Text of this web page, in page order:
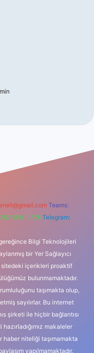
Teams:
606 0 726 Telegram:
Bilgi Teknolojileri
bir Yer Sağlayıcı
içerikleri proaktif
bulunmamaktadır.
taşımakta olup,
sayılırlar. Bu internet
şirketi ile hiçbir bağlantısı
makaleler
haber niteliği taşımamakta
yapılmamaktadır.